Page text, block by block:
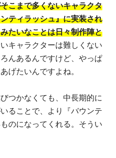
こまで多くないキャラクタ
ティラッシュ』に実装され
たいなことは日々制作陣と
キャラクターは難しくない
んあるんですけど、やっぱ
げたいんですよね。
つかなくても、中長期的に
ることで、より『バウンテ
のになってくれる。そうい